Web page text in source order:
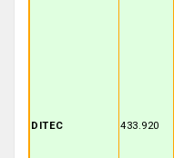
DITEC 433.920